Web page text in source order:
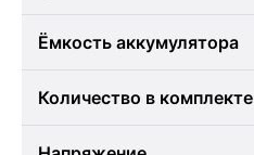
Ёмкость аккумулятора
Количество в комплекте